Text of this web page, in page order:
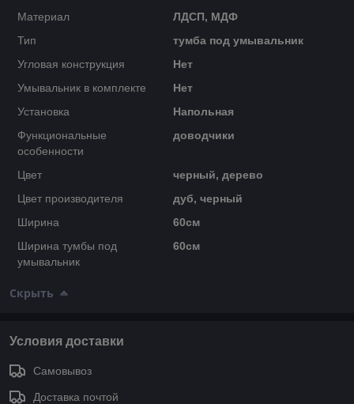
Материал
ЛДСП, МДФ
Тип
тумба под умывальник
Угловая конструкция
Нет
Умывальник в комплекте
Нет
Установка
Напольная
Функциональные
особенности
доводчики
Цвет
черный, дерево
Цвет производителя
дуб, черный
Ширина
60см
Ширина тумбы под
умывальник
60см
Скрыть
Условия доставки
Самовывоз
Доставка почтой